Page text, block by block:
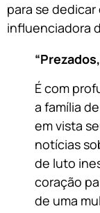
para se
influenciadora
“Prezados,
É com
a família
em vista
notícias
de luto
coração
de uma